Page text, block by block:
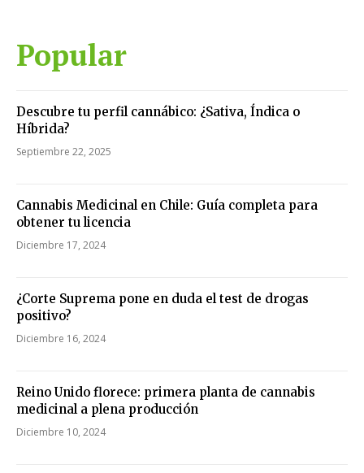
Popular
Descubre tu perfil cannábico: ¿Sativa, Índica o
Híbrida?
Septiembre 22, 2025
Cannabis Medicinal en Chile: Guía completa para
obtener tu licencia
Diciembre 17, 2024
¿Corte Suprema pone en duda el test de drogas
positivo?
Diciembre 16, 2024
Reino Unido florece: primera planta de cannabis
medicinal a plena producción
Diciembre 10, 2024